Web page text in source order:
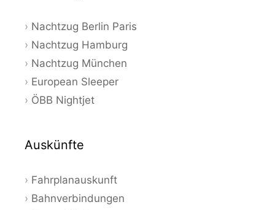
Nachtzug Berlin Paris
Nachtzug Hamburg
Nachtzug München
European Sleeper
ÖBB Nightjet
Auskünfte
Fahrplanauskunft
Bahnverbindungen